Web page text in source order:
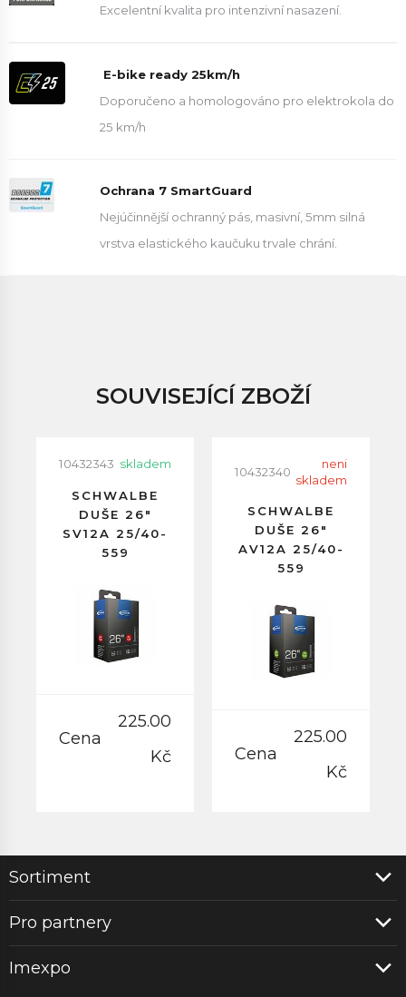
Excelentní kvalita pro intenzivní nasazení.
E-bike ready 25km/h
Doporučeno a homologováno pro elektrokola do
25 km/h
Ochrana 7 SmartGuard
Nejúčinnější ochranný pás, masivní, 5mm silná
vrstva elastického kaučuku trvale chrání.
SOUVISEJÍCÍ ZBOŽÍ
10432343 skladem
SCHWALBE
DUŠE 26"
SV12A 25/40-
559
VENTILEK
40MM
Cena
225.00
Kč
10432340
neni
skladem
SCHWALBE
DUŠE 26"
AV12A 25/40-
559
40MM
Cena
225.00
Kč
Sortiment
Pro partnery
Imexpo